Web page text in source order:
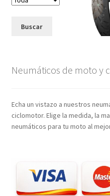
Buscar
Neumáticos de moto y
Echa un vistazo a nuestros
ciclomotor. Elige la medida, la
neumáticos para tu moto al